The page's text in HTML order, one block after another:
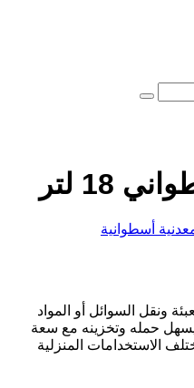
لتر
أسطوانية
ونقل السوائل أو المواد
حمله وتخزينه مع سعة
الاستخدامات المنزلية